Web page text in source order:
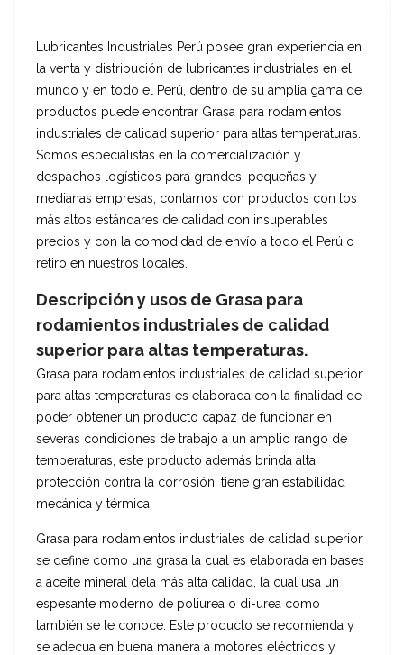
Lubricantes Industriales Perú posee gran experiencia en
la venta y distribución de lubricantes industriales en el
mundo y en todo el Perú, dentro de su amplia gama de
productos puede encontrar Grasa para rodamientos
industriales de calidad superior para altas temperaturas.
Somos especialistas en la comercialización y
despachos logísticos para grandes, pequeñas y
medianas empresas, contamos con productos con los
más altos estándares de calidad con insuperables
precios y con la comodidad de envío a todo el Perú o
retiro en nuestros locales.
Descripción y usos de Grasa para
rodamientos industriales de calidad
superior para altas temperaturas.
Grasa para rodamientos industriales de calidad superior
para altas temperaturas es elaborada con la finalidad de
poder obtener un producto capaz de funcionar en
severas condiciones de trabajo a un amplio rango de
temperaturas, este producto además brinda alta
protección contra la corrosión, tiene gran estabilidad
mecánica y térmica.
Grasa para rodamientos industriales de calidad superior
se define como una grasa la cual es elaborada en bases
a aceite mineral dela más alta calidad, la cual usa un
espesante moderno de poliurea o di-urea como
también se le conoce. Este producto se recomienda y
se adecua en buena manera a motores eléctricos y